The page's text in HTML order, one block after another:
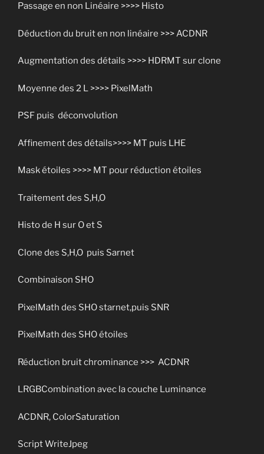
Passage en non Linéaire >>>> Histo
Déduction du bruit en non linéaire >>> ACDNR
Augmentation des détails >>>> HDRMT sur clone
Moyenne des 2 L >>>> PixelMath
PSF puis déconvolution
Affinement des détails>>>> MT puis LHE
Mask étoiles >>>> MT pour réduction étoiles
Traitement des S,H,O
Histo de H sur O et S
Clone des S,H,O puis Sarnet
Combinaison SHO
PixelMath des SHO starnet,puis SNR
PixelMath des SHO étoiles
Réduction bruit chrominance >>> ACDNR
LRGBCombination avec la couche Luminance
ACDNR, ColorSaturation
Script WriteJpeg